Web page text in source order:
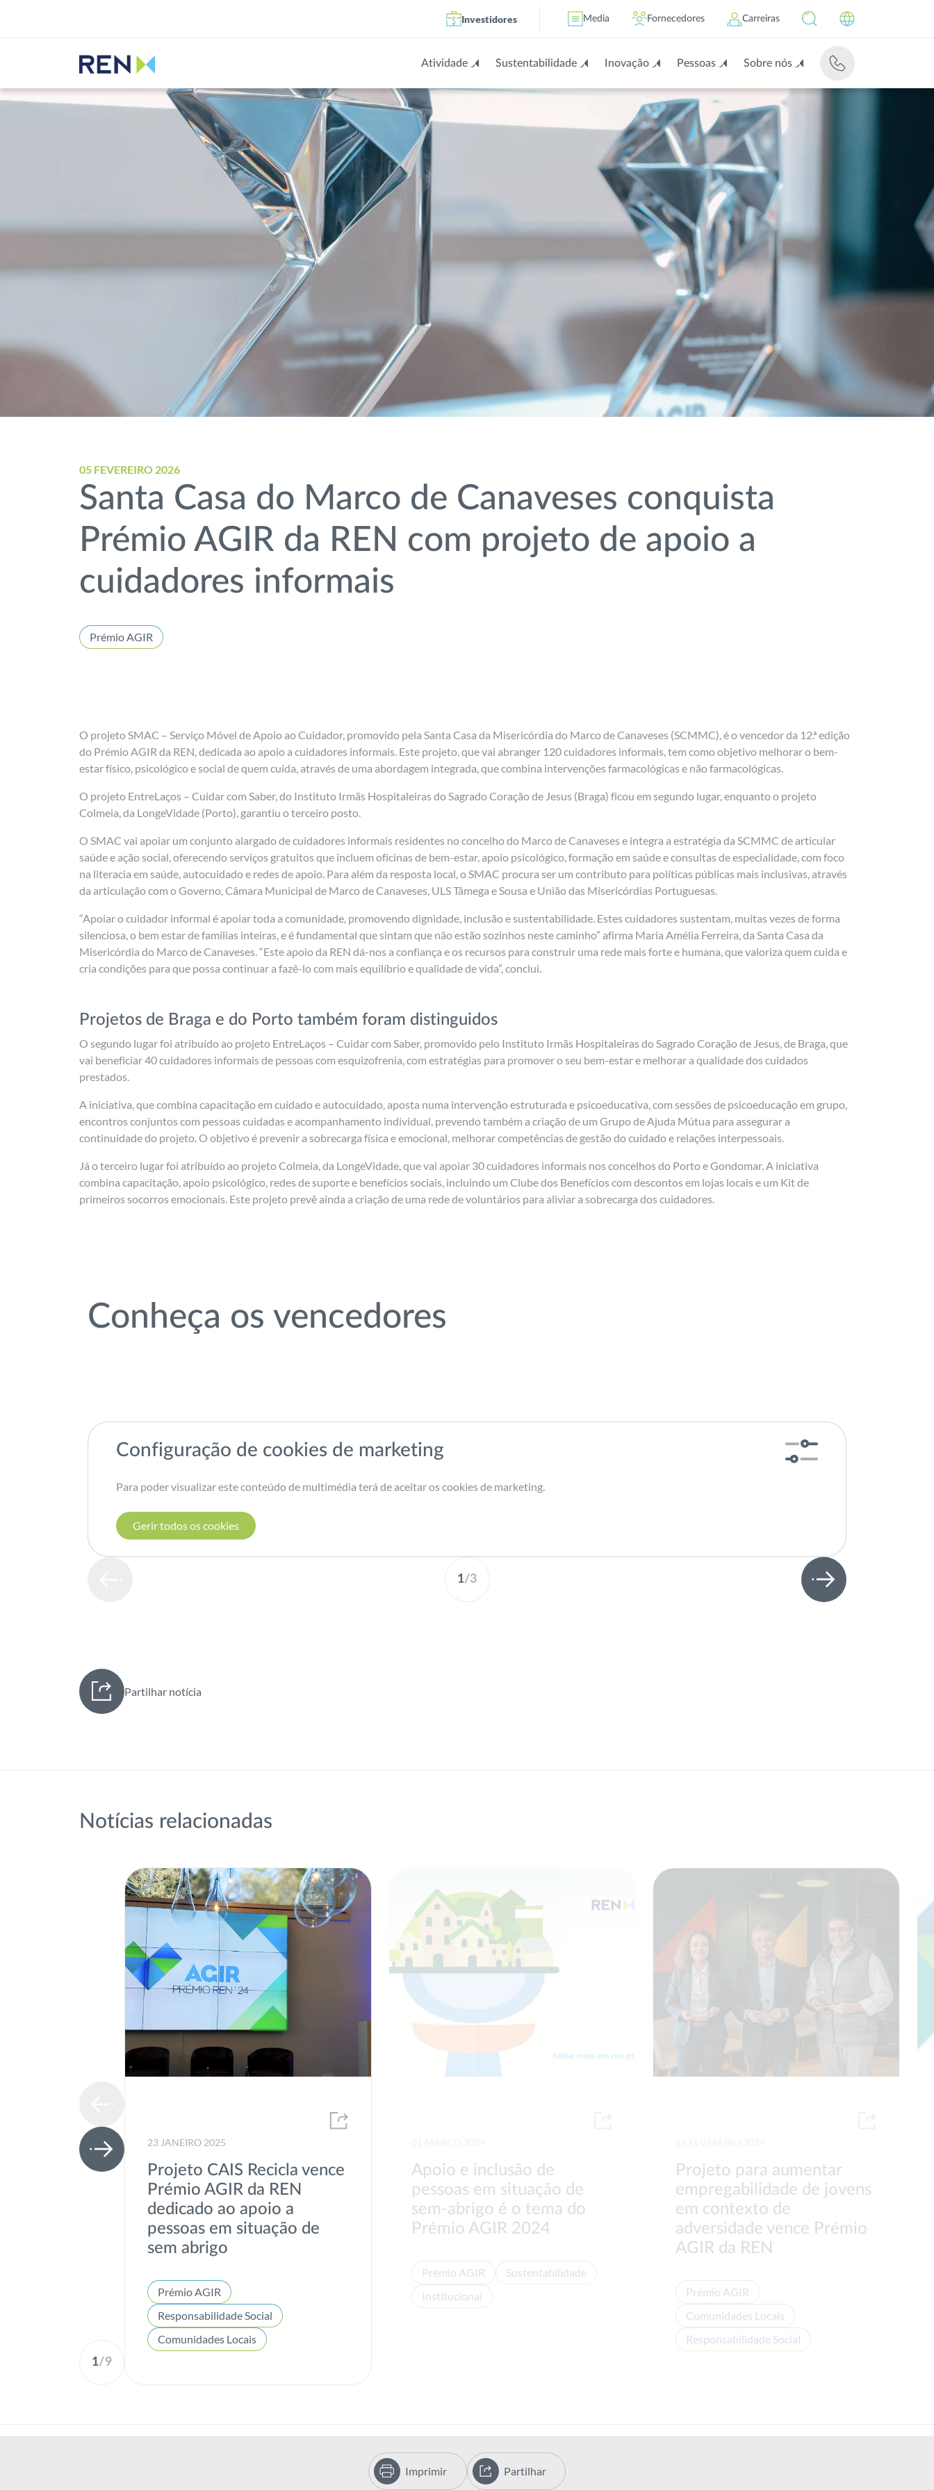
Investidores Media Fornecedores Carreiras
Atividade Sustentabilidade Inovação Pessoas Sobre nós
05 FEVEREIRO 2026
Santa Casa do Marco de Canaveses conquista
Prémio AGIR da REN com projeto de apoio a
cuidadores informais
Prémio AGIR
O projeto SMAC – Serviço Móvel de Apoio ao Cuidador, promovido pela Santa Casa da Misericórdia do Marco de Canaveses (SCMMC), é o vencedor da 12.ª edição
do Prémio AGIR da REN, dedicada ao apoio a cuidadores informais. Este projeto, que vai abranger 120 cuidadores informais, tem como objetivo melhorar o bem-
estar físico, psicológico e social de quem cuida, através de uma abordagem integrada, que combina intervenções farmacológicas e não farmacológicas.
O projeto EntreLaços – Cuidar com Saber, do Instituto Irmãs Hospitaleiras do Sagrado Coração de Jesus (Braga) ficou em segundo lugar, enquanto o projeto
Colmeia, da LongeVidade (Porto), garantiu o terceiro posto.
O SMAC vai apoiar um conjunto alargado de cuidadores informais residentes no concelho do Marco de Canaveses e integra a estratégia da SCMMC de articular
saúde e ação social, oferecendo serviços gratuitos que incluem oficinas de bem-estar, apoio psicológico, formação em saúde e consultas de especialidade, com foco
na literacia em saúde, autocuidado e redes de apoio. Para além da resposta local, o SMAC procura ser um contributo para políticas públicas mais inclusivas, através
da articulação com o Governo, Câmara Municipal de Marco de Canaveses, ULS Tâmega e Sousa e União das Misericórdias Portuguesas.
“Apoiar o cuidador informal é apoiar toda a comunidade, promovendo dignidade, inclusão e sustentabilidade. Estes cuidadores sustentam, muitas vezes de forma
silenciosa, o bem estar de famílias inteiras, e é fundamental que sintam que não estão sozinhos neste caminho” afirma Maria Amélia Ferreira, da Santa Casa da
Misericórdia do Marco de Canaveses. “Este apoio da REN dá-nos a confiança e os recursos para construir uma rede mais forte e humana, que valoriza quem cuida e
cria condições para que possa continuar a fazê-lo com mais equilíbrio e qualidade de vida”, conclui.
Projetos de Braga e do Porto também foram distinguidos
O segundo lugar foi atribuído ao projeto EntreLaços – Cuidar com Saber, promovido pelo Instituto Irmãs Hospitaleiras do Sagrado Coração de Jesus, de Braga, que
vai beneficiar 40 cuidadores informais de pessoas com esquizofrenia, com estratégias para promover o seu bem-estar e melhorar a qualidade dos cuidados
prestados.
A iniciativa, que combina capacitação em cuidado e autocuidado, aposta numa intervenção estruturada e psicoeducativa, com sessões de psicoeducação em grupo,
encontros conjuntos com pessoas cuidadas e acompanhamento individual, prevendo também a criação de um Grupo de Ajuda Mútua para assegurar a
continuidade do projeto. O objetivo é prevenir a sobrecarga física e emocional, melhorar competências de gestão do cuidado e relações interpessoais.
Já o terceiro lugar foi atribuído ao projeto Colmeia, da LongeVidade, que vai apoiar 30 cuidadores informais nos concelhos do Porto e Gondomar. A iniciativa
combina capacitação, apoio psicológico, redes de suporte e benefícios sociais, incluindo um Clube dos Benefícios com descontos em lojas locais e um Kit de
primeiros socorros emocionais. Este projeto prevê ainda a criação de uma rede de voluntários para aliviar a sobrecarga dos cuidadores.
Conheça os vencedores
Configuração de cookies de marketing
Para poder visualizar este conteúdo de multimédia terá de aceitar os cookies de marketing.
Gerir todos os cookies
1/3
Partilhar notícia
Notícias relacionadas
1/9
23 JANEIRO 2025
Projeto CAIS Recicla vence
Prémio AGIR da REN
dedicado ao apoio a
pessoas em situação de
sem abrigo
Prémio AGIR
Responsabilidade Social
Comunidades Locais
Apoio e inclusão de
pessoas em situação de
sem-abrigo é o tema do
Prémio AGIR 2024
Prémio AGIR
Sustentabilidade
Institucional
Projeto para aumentar
empregabilidade de jovens
em contexto de
adversidade vence Prémio
AGIR da REN
Prémio AGIR
Comunidades Locais
Responsabilidade Social
Imprimir Partilhar